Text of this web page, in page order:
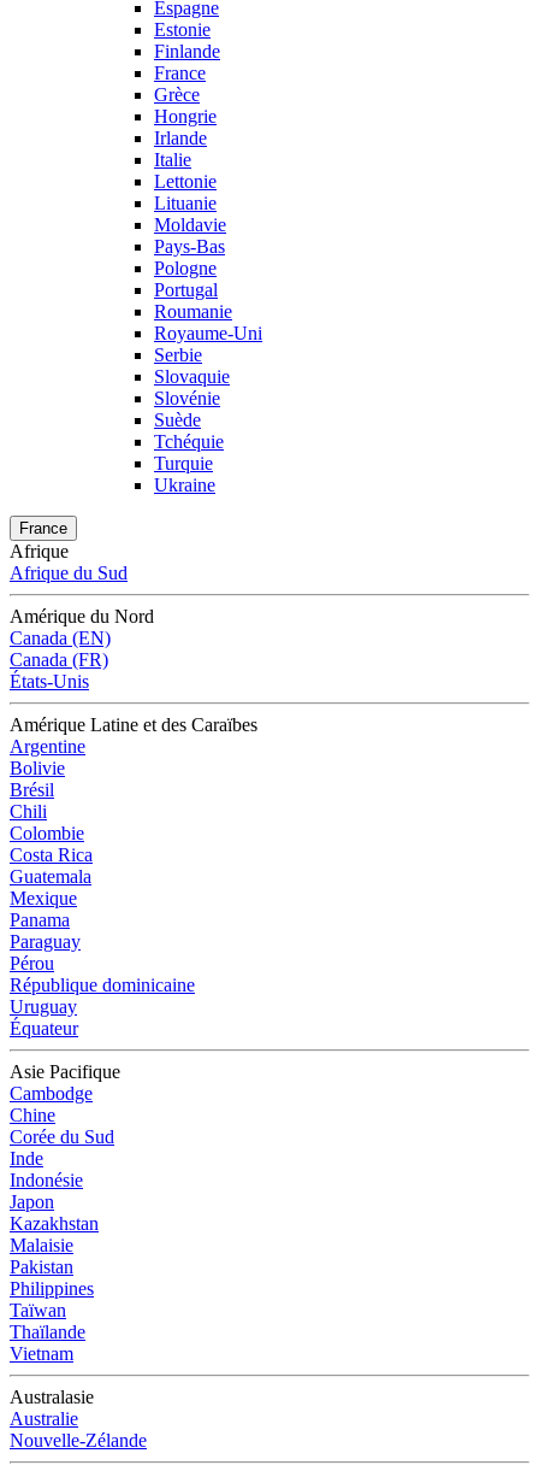
Espagne
Estonie
Finlande
France
Grèce
Hongrie
Irlande
Italie
Lettonie
Lituanie
Moldavie
Pays-Bas
Pologne
Portugal
Roumanie
Royaume-Uni
Serbie
Slovaquie
Slovénie
Suède
Tchéquie
Turquie
Ukraine
France
Afrique
Afrique du Sud
Amérique du Nord
Canada (EN)
Canada (FR)
États-Unis
Amérique Latine et des Caraïbes
Argentine
Bolivie
Brésil
Chili
Colombie
Costa Rica
Guatemala
Mexique
Panama
Paraguay
Pérou
République dominicaine
Uruguay
Équateur
Asie Pacifique
Cambodge
Chine
Corée du Sud
Inde
Indonésie
Japon
Kazakhstan
Malaisie
Pakistan
Philippines
Taïwan
Thaïlande
Vietnam
Australasie
Australie
Nouvelle-Zélande